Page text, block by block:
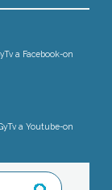
a Facebook-on
a Youtube-on